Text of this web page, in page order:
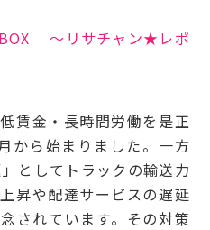
BOX ～リサチャン★レポ
賃金・長時間労働を是正
から始まりました。一方
としてトラックの輸送力
昇や配達サービスの遅延
されています。その対策